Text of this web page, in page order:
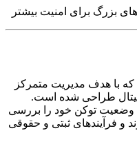
بزرگ برای امنیت بیشتر
که با هدف مدیریت متمرکز
طراحی شده است.
وضعیت توکن خود را بررسی
و فرآیندهای ثبتی و حقوقی